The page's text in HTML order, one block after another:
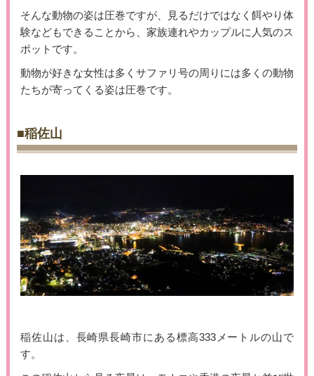
そんな動物の姿は圧巻ですが、見るだけではなく餌やり体
験などもできることから、家族連れやカップルに人気のス
ポットです。
動物が好きな女性は多くサファリ号の周りには多くの動物
たちが寄ってくる姿は圧巻です。
■稲佐山
稲佐山は、長崎県長崎市にある標高333メートルの山で
す。